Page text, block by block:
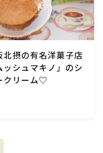
類
具
北摂の有名洋菓子店
ッシュマキノ」のシ
クリーム♡